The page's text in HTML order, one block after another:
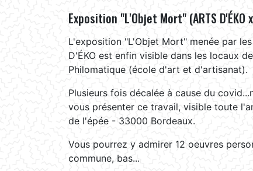
Exposition "L'Objet Mort" (ARTS D'ÉKO
L'exposition "L'Objet Mort" menée par
D'ÉKO est enfin visible dans les locaux
Philomatique (école d'art et d'artisanat).
Plusieurs fois décalée à cause du
vous présenter ce travail, visible toute
de l'épée - 33000 Bordeaux.
Vous pourrez y admirer 12 oeuvres
commune, bas...